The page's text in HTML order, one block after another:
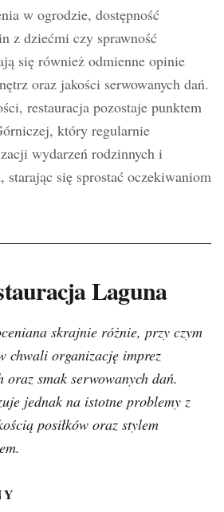
w ogrodzie, dostępność
z dziećmi czy sprawność
się również odmienne opinie
oraz jakości serwowanych dań.
restauracja pozostaje punktem
który regularnie
wydarzeń rodzinnych i
starając się sprostać oczekiwaniom
Laguna
skrajnie różnie, przy czym
chwali organizację imprez
oraz smak serwowanych dań.
jednak na istotne problemy z
posiłków oraz stylem